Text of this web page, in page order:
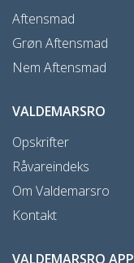
Aftensmad
Grøn Aftensmad
Nem Aftensmad
VALDEMARSRO
Opskrifter
Råvareindeks
Om Valdemarsro
Kontakt
VALDEMARSRO APP